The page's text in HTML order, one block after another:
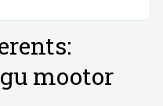
mootor